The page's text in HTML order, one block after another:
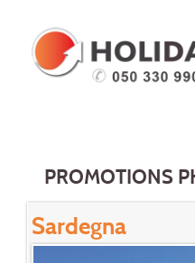
PROMOTIONS
Sardegna